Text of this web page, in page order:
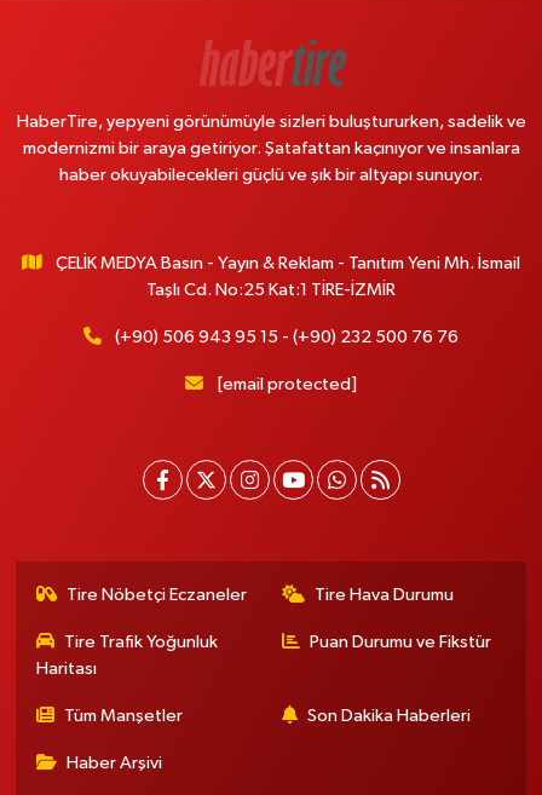
HaberTire, yepyeni görünümüyle sizleri buluştururken, sadelik ve
modernizmi bir araya getiriyor. Şatafattan kaçınıyor ve insanlara
haber okuyabilecekleri güçlü ve şık bir altyapı sunuyor.
ÇELİK MEDYA Basın - Yayın & Reklam - Tanıtım Yeni Mh. İsmail
Taşlı Cd. No:25 Kat:1 TİRE-İZMİR
(+90) 506 943 95 15 - (+90) 232 500 76 76
[email protected]
Tire Nöbetçi Eczaneler Tire Hava Durumu
Tire Trafik Yoğunluk
Haritası
Puan Durumu ve Fikstür
Tüm Manşetler Son Dakika Haberleri
Haber Arşivi